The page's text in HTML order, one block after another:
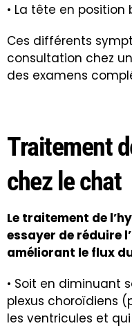
• La tête en
Ces différents
consultation chez
des examens
Traitement
chez le chat
Le traitement de
essayer de réduire
améliorant le flux
• Soit en diminuant
plexus choroïdiens
les ventricules et